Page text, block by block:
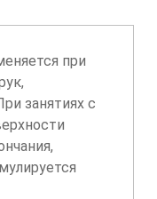
при
занятиях с